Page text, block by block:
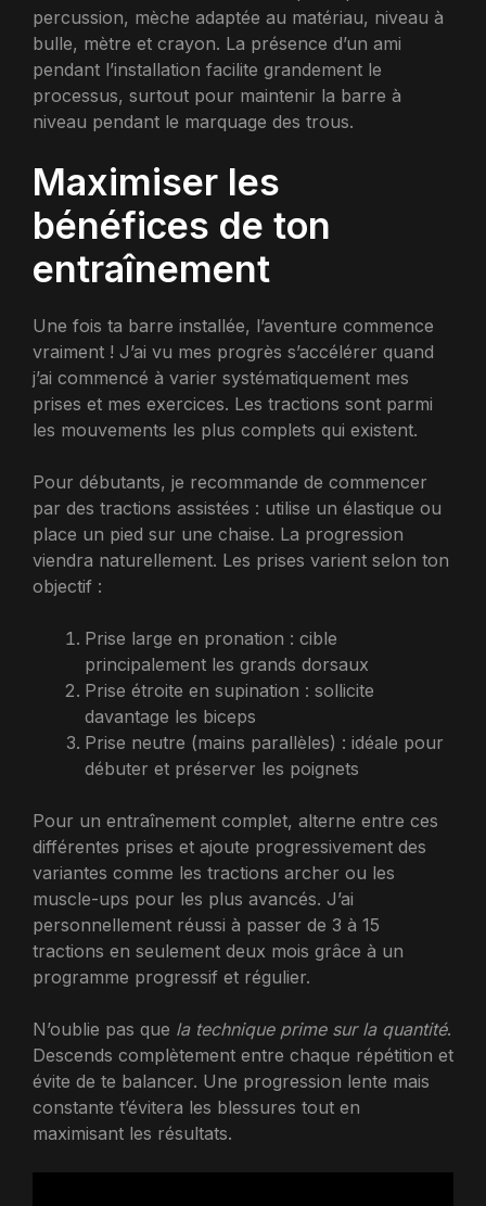
percussion, mèche adaptée au matériau, niveau à
bulle, mètre et crayon. La présence d’un ami
pendant l’installation facilite grandement le
processus, surtout pour maintenir la barre à
niveau pendant le marquage des trous.
Maximiser les
bénéfices de ton
entraînement
Une fois ta barre installée, l’aventure commence
vraiment ! J’ai vu mes progrès s’accélérer quand
j’ai commencé à varier systématiquement mes
prises et mes exercices. Les tractions sont parmi
les mouvements les plus complets qui existent.
Pour débutants, je recommande de commencer
par des tractions assistées : utilise un élastique ou
place un pied sur une chaise. La progression
viendra naturellement. Les prises varient selon ton
objectif :
Prise large en pronation : cible
principalement les grands dorsaux
Prise étroite en supination : sollicite
davantage les biceps
Prise neutre (mains parallèles) : idéale pour
débuter et préserver les poignets
Pour un entraînement complet, alterne entre ces
différentes prises et ajoute progressivement des
variantes comme les tractions archer ou les
muscle-ups pour les plus avancés. J’ai
personnellement réussi à passer de 3 à 15
tractions en seulement deux mois grâce à un
programme progressif et régulier.
N’oublie pas que la technique prime sur la quantité.
Descends complètement entre chaque répétition et
évite de te balancer. Une progression lente mais
constante t’évitera les blessures tout en
maximisant les résultats.